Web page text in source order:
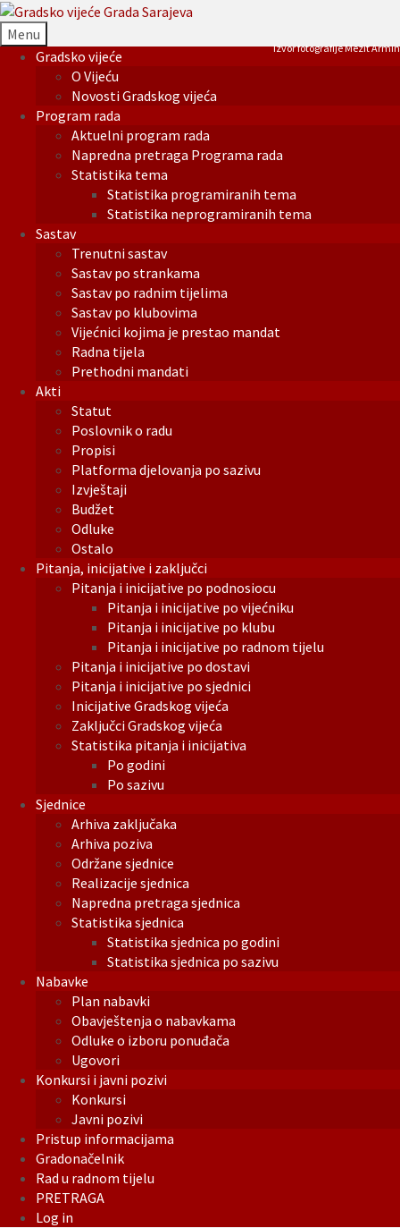
Menu
Gradsko vijeće
O Vijeću
Novosti Gradskog vijeća
Program rada
Aktuelni program rada
Napredna pretraga Programa rada
Statistika tema
Statistika programiranih tema
Statistika neprogramiranih tema
Sastav
Trenutni sastav
Sastav po strankama
Sastav po radnim tijelima
Sastav po klubovima
Vijećnici kojima je prestao mandat
Radna tijela
Prethodni mandati
Akti
Statut
Poslovnik o radu
Propisi
Platforma djelovanja po sazivu
Izvještaji
Budžet
Odluke
Ostalo
Pitanja, inicijative i zaključci
Pitanja i inicijative po podnosiocu
Pitanja i inicijative po vijećniku
Pitanja i inicijative po klubu
Pitanja i inicijative po radnom tijelu
Pitanja i inicijative po dostavi
Pitanja i inicijative po sjednici
Inicijative Gradskog vijeća
Zaključci Gradskog vijeća
Statistika pitanja i inicijativa
Po godini
Po sazivu
Sjednice
Arhiva zaključaka
Arhiva poziva
Održane sjednice
Realizacije sjednica
Napredna pretraga sjednica
Statistika sjednica
Statistika sjednica po godini
Statistika sjednica po sazivu
Nabavke
Plan nabavki
Obavještenja o nabavkama
Odluke o izboru ponuđača
Ugovori
Konkursi i javni pozivi
Konkursi
Javni pozivi
Pristup informacijama
Gradonačelnik
Rad u radnom tijelu
PRETRAGA
Log in
Izvor fotografije Mezit Armin